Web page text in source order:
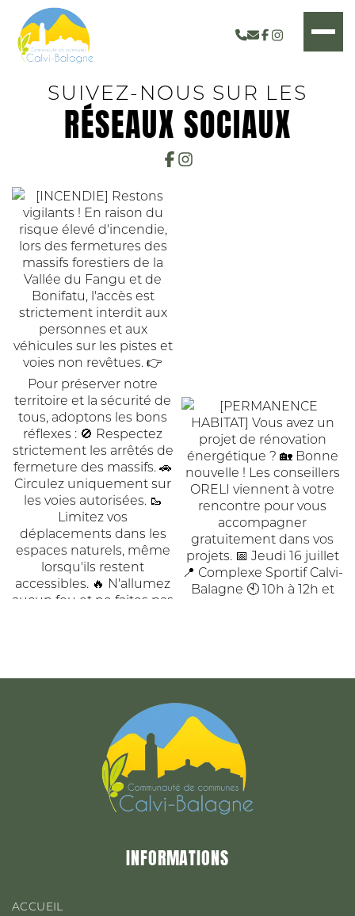
ACCUEIL
COMMUNAUTÉDE
MISSIONS&
ACTIONS
ACTUALITÉS
SUIVEZ-NOUS SUR LES
RÉSEAUX SOCIAUX
INFORMATIONS
ACCUEIL